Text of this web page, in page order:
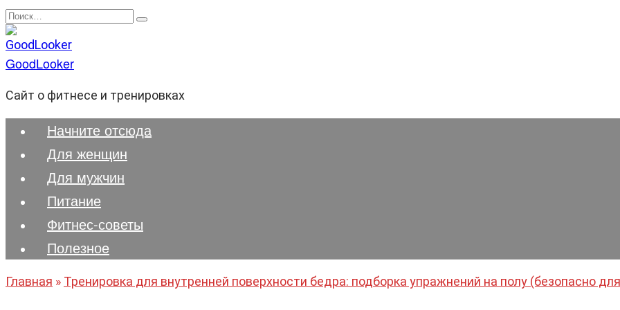
Перейти
к
содержанию
Search
for:
GoodLooker
Сайт о фитнесе и тренировках
Начните отсюда
Для женщин
Для мужчин
Питание
Фитнес-советы
Полезноe
Главная » Тренировка для внутренней поверхности бедра: подборка упражнений на полу (безопасно